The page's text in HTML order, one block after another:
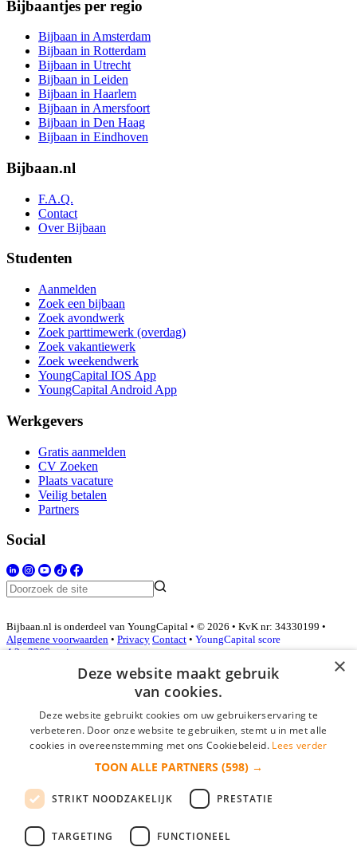
Bijbaantjes per regio
Bijbaan in Amsterdam
Bijbaan in Rotterdam
Bijbaan in Utrecht
Bijbaan in Leiden
Bijbaan in Haarlem
Bijbaan in Amersfoort
Bijbaan in Den Haag
Bijbaan in Eindhoven
Bijbaan.nl
F.A.Q.
Contact
Over Bijbaan
Studenten
Aanmelden
Zoek een bijbaan
Zoek avondwerk
Zoek parttimewerk (overdag)
Zoek vakantiewerk
Zoek weekendwerk
YoungCapital IOS App
YoungCapital Android App
Werkgevers
Gratis aanmelden
CV Zoeken
Plaats vacature
Veilig betalen
Partners
Social
Bijbaan.nl is onderdeel van YoungCapital • © 2026 • KvK nr: 34330199 •
Algemene voorwaarden • Privacy Contact • YoungCapital score
4.3 - 3366 reviews
Inloggen als bedrijf
*
login gegevens onthouden
login
×
Deze website maakt gebruik
van cookies.
Deze website gebruikt cookies om uw gebruikerservaring te
verbeteren. Door onze website te gebruiken, stemt u in met alle
cookies in overeenstemming met ons Cookiebeleid. Lees verder
TOON ALLE PARTNERS (598) →
STRIKT NOODZAKELIJK PRESTATIE
TARGETING FUNCTIONEEL